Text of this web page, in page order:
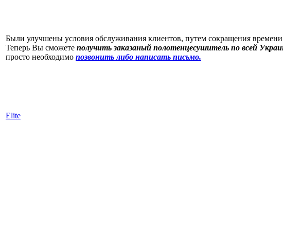
Были улучшены условия обслуживания клиентов, путем сокращения времени
Теперь Вы сможете получить заказаный полотенцесушитель по всей
просто необходимо позвонить либо написать письмо.
Elite